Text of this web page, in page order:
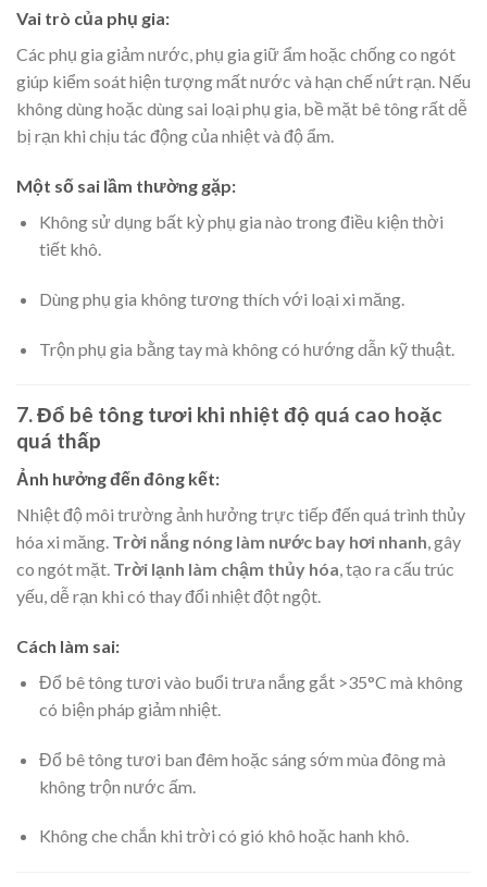
Vai trò của phụ gia:
Các phụ gia giảm nước, phụ gia giữ ẩm hoặc chống co ngót
giúp kiểm soát hiện tượng mất nước và hạn chế nứt rạn. Nếu
không dùng hoặc dùng sai loại phụ gia, bề mặt bê tông rất dễ
bị rạn khi chịu tác động của nhiệt và độ ẩm.
Một số sai lầm thường gặp:
Không sử dụng bất kỳ phụ gia nào trong điều kiện thời
tiết khô.
Dùng phụ gia không tương thích với loại xi măng.
Trộn phụ gia bằng tay mà không có hướng dẫn kỹ thuật.
7. Đổ bê tông tươi khi nhiệt độ quá cao hoặc
quá thấp
Ảnh hưởng đến đông kết:
Nhiệt độ môi trường ảnh hưởng trực tiếp đến quá trình thủy
hóa xi măng. Trời nắng nóng làm nước bay hơi nhanh, gây
co ngót mặt. Trời lạnh làm chậm thủy hóa, tạo ra cấu trúc
yếu, dễ rạn khi có thay đổi nhiệt đột ngột.
Cách làm sai:
Đổ bê tông tươi vào buổi trưa nắng gắt >35°C mà không
có biện pháp giảm nhiệt.
Đổ bê tông tươi ban đêm hoặc sáng sớm mùa đông mà
không trộn nước ấm.
Không che chắn khi trời có gió khô hoặc hanh khô.